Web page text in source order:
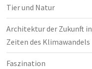
Tier und Natur
Architektur der Zukunft in
Zeiten des Klimawandels
Faszination